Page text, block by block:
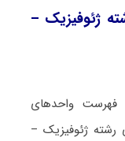
ژﺋﻮﻓﻴﺰیک –
تنها فهرست واحدهای
رشته ژﺋﻮﻓﻴﺰیک –